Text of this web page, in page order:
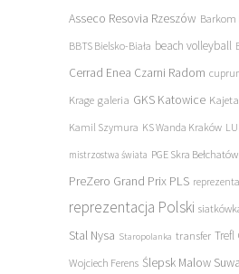
Asseco Resovia Rzeszów Barkom
BBTS Bielsko-Biała beach volleyball
Cerrad Enea Czarni Radom
Krage galeria GKS Katowice
Kamil Szymura KS Wanda Kraków
mistrzostwa świata PGE Skra Bełchatów
PreZero Grand Prix PLS
reprezentacja Polski
Stal Nysa Staropolanka transfer Trefl
Wojciech Ferens Ślepsk Malow